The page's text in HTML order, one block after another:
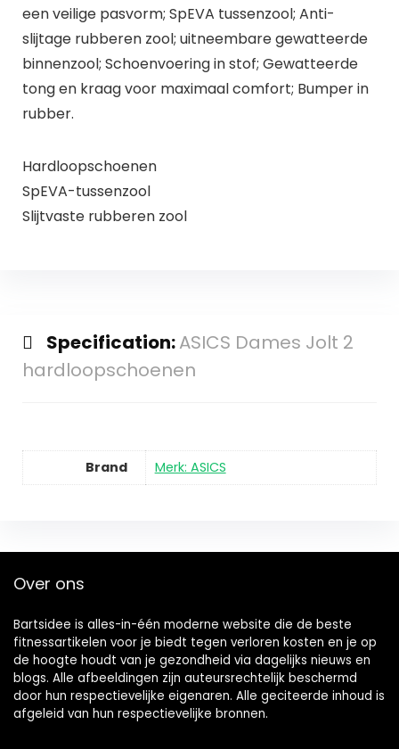
een veilige pasvorm; SpEVA tussenzool; Anti-
slijtage rubberen zool; uitneembare gewatteerde
binnenzool; Schoenvoering in stof; Gewatteerde
tong en kraag voor maximaal comfort; Bumper in
rubber.
Hardloopschoenen
SpEVA-tussenzool
Slijtvaste rubberen zool
Specification:ASICS Dames Jolt 2
hardloopschoenen
Brand Merk: ASICS
Over ons
Bartsidee is alles-in-één moderne website die de beste
fitnessartikelen voor je biedt tegen verloren kosten en je op
de hoogte houdt van je gezondheid via dagelijks nieuws en
blogs. Alle afbeeldingen zijn auteursrechtelijk beschermd
door hun respectievelijke eigenaren. Alle geciteerde inhoud is
afgeleid van hun respectievelijke bronnen.